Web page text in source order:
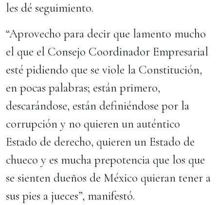
les dé seguimiento.
“Aprovecho para decir que lamento mucho
el que el Consejo Coordinador Empresarial
esté pidiendo que se viole la Constitución,
en pocas palabras; están primero,
descarándose, están definiéndose por la
corrupción y no quieren un auténtico
Estado de derecho, quieren un Estado de
chueco y es mucha prepotencia que los que
se sienten dueños de México quieran tener a
sus pies a jueces”, manifestó.